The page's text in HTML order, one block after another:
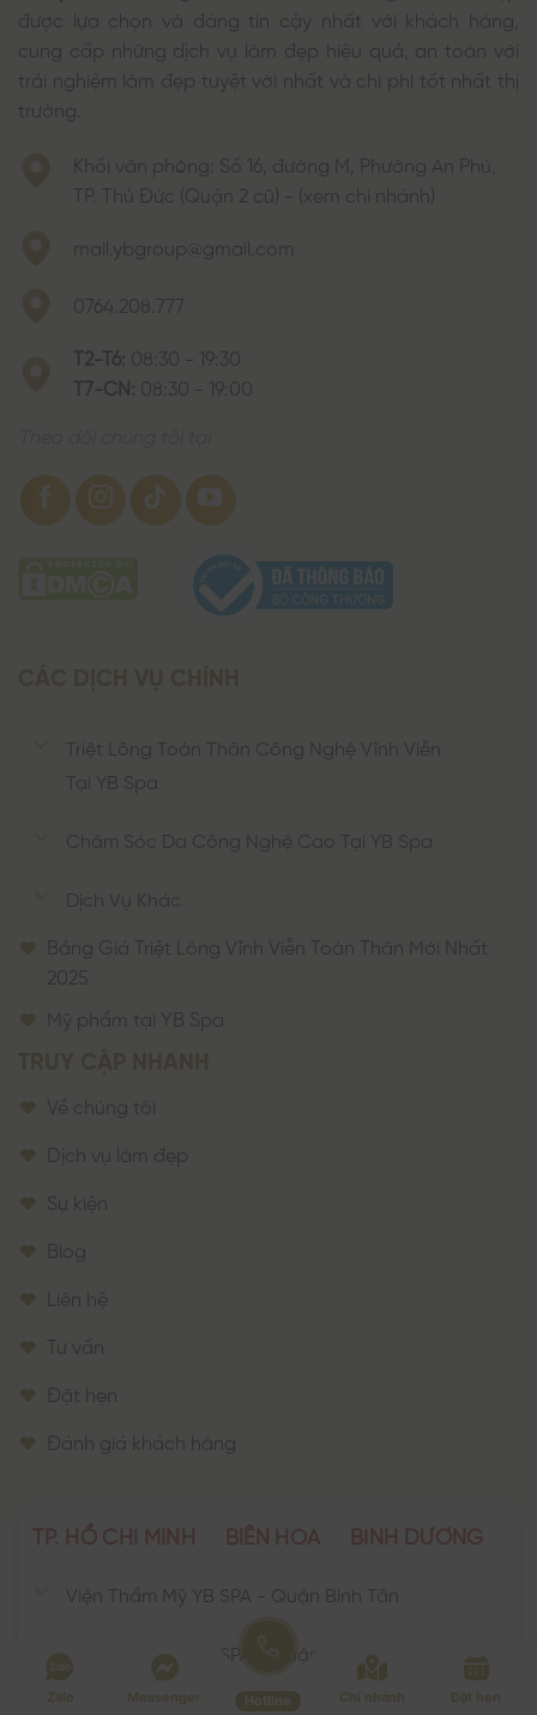
được lựa chọn và đáng tin cậy nhất với khách hàng,
cung cấp những dịch vụ làm đẹp hiệu quả, an toàn với
trải nghiệm làm đẹp tuyệt vời nhất và chi phí tốt nhất thị
trường.
Khối văn phòng: Số 16, đường M, Phường An Phú,
TP. Thủ Đức (Quận 2 cũ) - (xem chi nhánh)
mail.ybgroup@gmail.com
0764.208.777
T2-T6: 08:30 - 19:30
T7-CN: 08:30 - 19:00
Triệt Lông Toàn Thân Công Nghệ Vĩnh Viễn
Tại YB Spa
Chăm Sóc Da Công Nghệ Cao Tại YB Spa
Dịch Vụ Khác
Bảng Giá Triệt Lông Vĩnh Viễn Toàn Thân Mới Nhất
2025
Mỹ phẩm tại YB Spa
Về chúng tôi
Dịch vụ làm đẹp
Sự kiện
Blog
Liên hệ
Tư vấn
Đặt hẹn
Đánh giá khách hàng
TP. HỒ CHÍ MINH BIÊN HÒA BÌNH DƯƠNG
Viện Thẩm Mỹ YB SPA - Quận Bình Tân
Viện Thẩm Mỹ YB SPA - Quận 10
Viện Thẩm Mỹ YB SPA - Quận Tân Phú
Zalo Messenger Hotline Chi nhánh Đặt hẹn